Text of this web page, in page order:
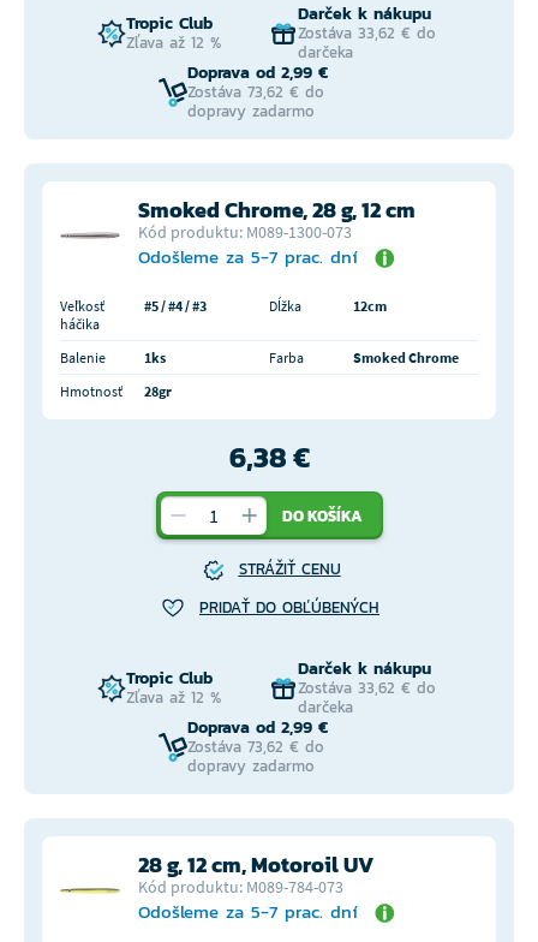
Tropic Club
Zľava až 12 %
Darček k nákupu
Zostáva 33,62 € do
darčeka
Doprava od 2,99 €
Zostáva 73,62 € do
dopravy zadarmo
Smoked Chrome, 28 g, 12 cm
Kód produktu: M089-1300-073
Odošleme za 5-7 prac. dní
Veľkosť
háčika
#5 / #4 / #3 Dĺžka 12cm
Balenie 1ks Farba
Smoked Chrome
Hmotnosť
28gr
6,38 €
DO KOŠÍKA
STRÁŽIŤ CENU
PRIDAŤ DO OBĽÚBENÝCH
Tropic Club
Zľava až 12 %
Darček k nákupu
Zostáva 33,62 € do
darčeka
Doprava od 2,99 €
Zostáva 73,62 € do
dopravy zadarmo
28 g, 12 cm, Motoroil UV
Kód produktu: M089-784-073
Odošleme za 5-7 prac. dní